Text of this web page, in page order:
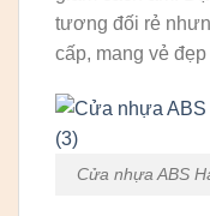
tương đối rẻ
cấp, mang vẻ
Cửa nhựa ABS